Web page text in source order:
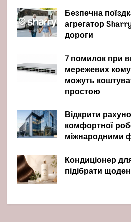
Безпечна
агрегатор
дороги
7 помилок при
мережевих
можуть
простою
Відкрити
комфортної
міжнародними
Кондиціонер
підібрати